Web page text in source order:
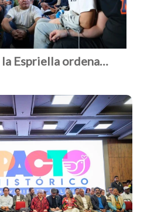
Espriella ordena